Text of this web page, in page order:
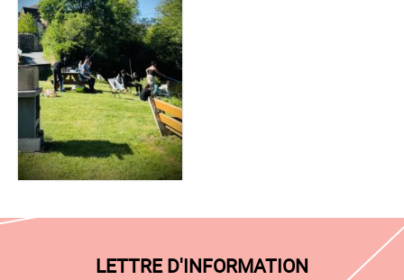
LETTRE D'INFORMATION